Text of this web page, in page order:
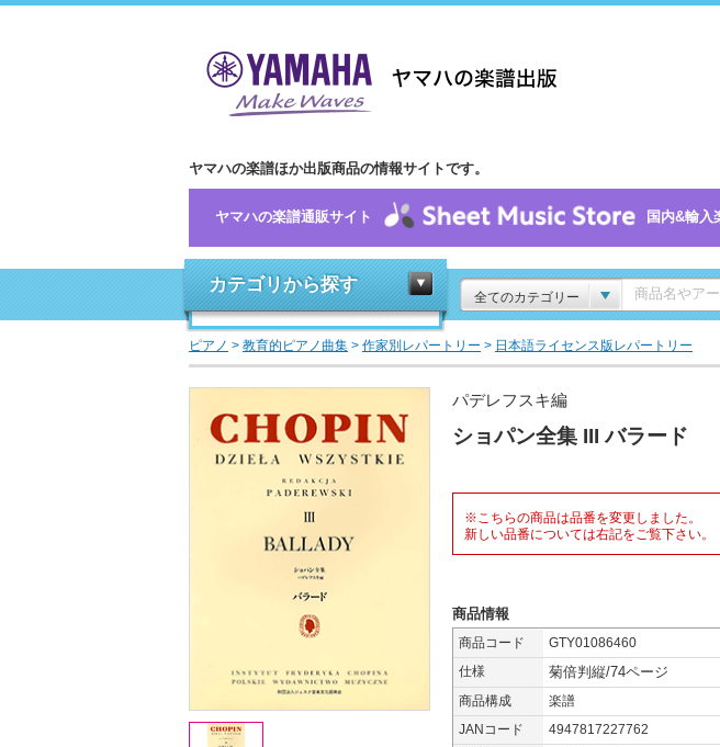
ヤマハの楽譜ほか出版商品の情報サイトです。
ヤマハの楽譜通販サイト 国内&輸入
カテゴリから探す
全てのカテゴリー
ピアノ > 教育的ピアノ曲集 > 作家別レパートリー > 日本語ライセンス版レパートリー
パデレフスキ編
ショパン全集 III バラード
※こちらの商品は品番を変更しました。
新しい品番については右記をご覧下さい。
商品情報
商品コード GTY01086460
仕様
菊倍判縦/74ページ
商品構成
楽譜
JANコード
4947817227762